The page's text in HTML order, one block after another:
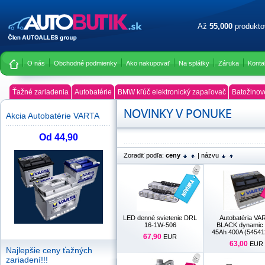
Až 55,000
O nás Obchodné podmienky Ako nakupovať Na splátky Záruka
Ťažné zariadenia Autobatérie BMW kľúč elektronický zapaľovač
Akcia Autobatérie VARTA
Od 44,90
Najlepšie ceny ťažných
zariadení!!!
NOVINKY V PONUKE
Zoradiť podľa: ceny | názvu
LED denné svietenie DRL
16-1W-506
67,90 EUR
Autobatéria
BLACK dynamic
45Ah 400A
63,00 EUR